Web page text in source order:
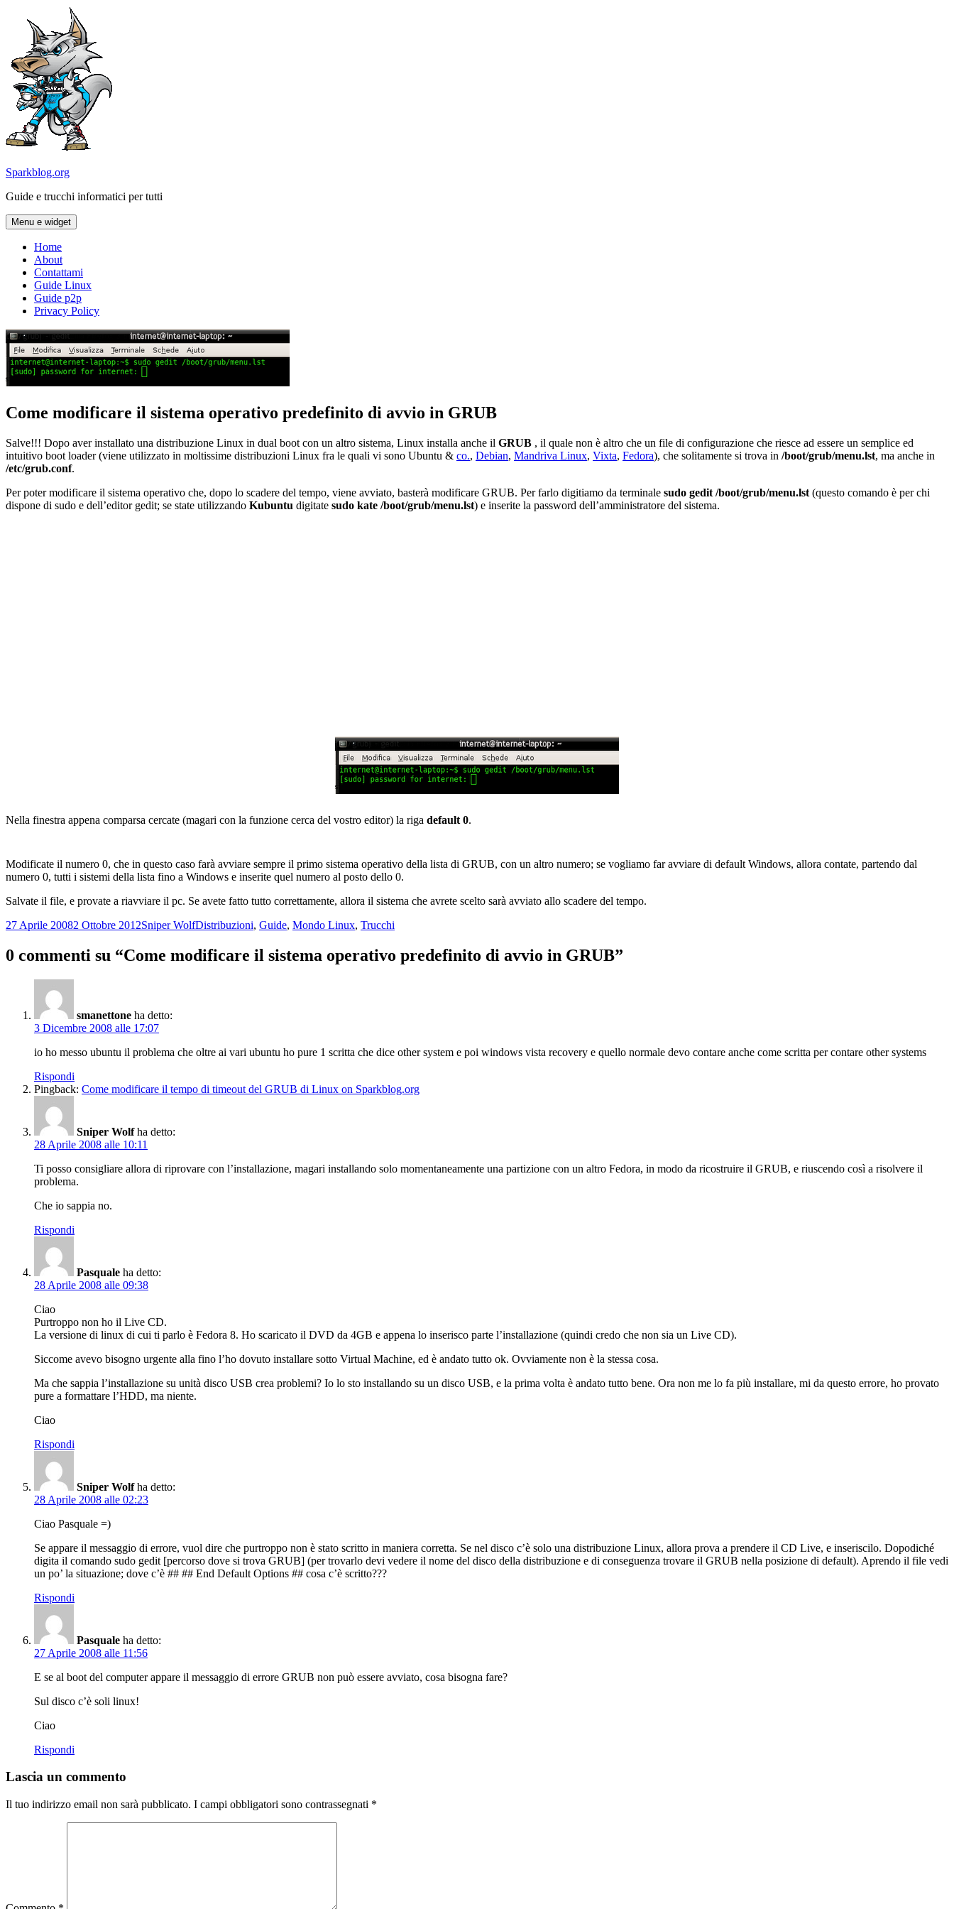
contenuto
Sparkblog.org
Guide e trucchi informatici per tutti
Menu e widget
Home
About
Contattami
Guide Linux
Guide p2p
Privacy Policy
Come modificare il sistema operativo predefinito di avvio in GRUB
Salve!!! Dopo aver installato una distribuzione Linux in dual boot con un altro sistema, Linux installa anche il GRUB , il quale non è altro che un file di configurazione che riesce ad essere un semplice ed
intuitivo boot loader (viene utilizzato in moltissime distribuzioni Linux fra le quali vi sono Ubuntu & co., Debian, Mandriva Linux, Vixta, Fedora), che solitamente si trova in /boot/grub/menu.lst, ma anche in
/etc/grub.conf.
Per poter modificare il sistema operativo che, dopo lo scadere del tempo, viene avviato, basterà modificare GRUB. Per farlo digitiamo da terminale sudo gedit /boot/grub/menu.lst (questo comando è per chi
dispone di sudo e dell’editor gedit; se state utilizzando Kubuntu digitate sudo kate /boot/grub/menu.lst) e inserite la password dell’amministratore del sistema.
Nella finestra appena comparsa cercate (magari con la funzione cerca del vostro editor) la riga default 0.
Modificate il numero 0, che in questo caso farà avviare sempre il primo sistema operativo della lista di GRUB, con un altro numero; se vogliamo far avviare di default Windows, allora contate, partendo dal
numero 0, tutti i sistemi della lista fino a Windows e inserite quel numero al posto dello 0.
Salvate il file, e provate a riavviare il pc. Se avete fatto tutto correttamente, allora il sistema che avrete scelto sarà avviato allo scadere del tempo.
Scritto
27 Aprile 20082 Ottobre 2012Autore
Sniper WolfCategorie
Distribuzioni, Guide, Mondo Linux, Trucchi
0 commenti su “Come modificare il sistema operativo predefinito di avvio in GRUB”
smanettone ha detto:
3 Dicembre 2008 alle 17:07
io ho messo ubuntu il problema che oltre ai vari ubuntu ho pure 1 scritta che dice other system e poi windows vista recovery e quello normale devo contare anche come scritta per contare other systems
Rispondi
Pingback: Come modificare il tempo di timeout del GRUB di Linux on Sparkblog.org
Sniper Wolf ha detto:
28 Aprile 2008 alle 10:11
Ti posso consigliare allora di riprovare con l’installazione, magari installando solo momentaneamente una partizione con un altro Fedora, in modo da ricostruire il GRUB, e riuscendo così a risolvere il
problema.
Che io sappia no.
Rispondi
Pasquale ha detto:
28 Aprile 2008 alle 09:38
Ciao
Purtroppo non ho il Live CD.
La versione di linux di cui ti parlo è Fedora 8. Ho scaricato il DVD da 4GB e appena lo inserisco parte l’installazione (quindi credo che non sia un Live CD).
Siccome avevo bisogno urgente alla fino l’ho dovuto installare sotto Virtual Machine, ed è andato tutto ok. Ovviamente non è la stessa cosa.
Ma che sappia l’installazione su unità disco USB crea problemi? Io lo sto installando su un disco USB, e la prima volta è andato tutto bene. Ora non me lo fa più installare, mi da questo errore, ho provato
pure a formattare l’HDD, ma niente.
Ciao
Rispondi
Sniper Wolf ha detto:
28 Aprile 2008 alle 02:23
Ciao Pasquale =)
Se appare il messaggio di errore, vuol dire che purtroppo non è stato scritto in maniera corretta. Se nel disco c’è solo una distribuzione Linux, allora prova a prendere il CD Live, e inseriscilo. Dopodiché
digita il comando sudo gedit [percorso dove si trova GRUB] (per trovarlo devi vedere il nome del disco della distribuzione e di conseguenza trovare il GRUB nella posizione di default). Aprendo il file vedi
un po’ la situazione; dove c’è ## ## End Default Options ## cosa c’è scritto???
Rispondi
Pasquale ha detto:
27 Aprile 2008 alle 11:56
E se al boot del computer appare il messaggio di errore GRUB non può essere avviato, cosa bisogna fare?
Sul disco c’è soli linux!
Ciao
Rispondi
Lascia un commento
Il tuo indirizzo email non sarà pubblicato. I campi obbligatori sono contrassegnati *